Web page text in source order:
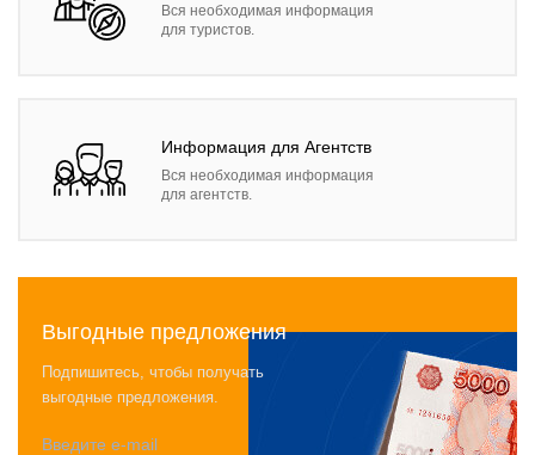
Вся необходимая информация
для туристов.
Информация для Агентств
Вся необходимая информация
для агентств.
Выгодные предложения
Подпишитесь, чтобы получать
выгодные предложения.